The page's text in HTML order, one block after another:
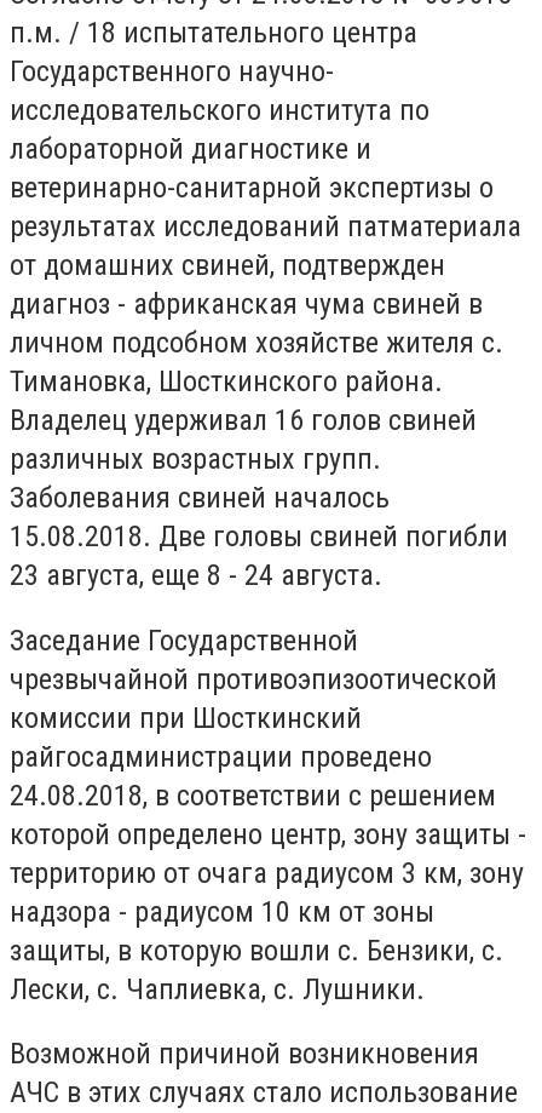
п.м. / 18 испытательного центра
Государственного научно-
исследовательского института по
лабораторной диагностике и
ветеринарно-санитарной экспертизы о
результатах исследований патматериала
от домашних свиней, подтвержден
диагноз - африканская чума свиней в
личном подсобном хозяйстве жителя с.
Тимановка, Шосткинского района.
Владелец удерживал 16 голов свиней
различных возрастных групп.
Заболевания свиней началось
15.08.2018. Две головы свиней погибли
23 августа, еще 8 - 24 августа.
Заседание Государственной
чрезвычайной противоэпизоотической
комиссии при Шосткинский
райгосадминистрации проведено
24.08.2018, в соответствии с решением
которой определено центр, зону защиты -
территорию от очага радиусом 3 км, зону
надзора - радиусом 10 км от зоны
защиты, в которую вошли с. Бензики, с.
Лески, с. Чаплиевка, с. Лушники.
Возможной причиной возникновения
АЧС в этих случаях стало использование